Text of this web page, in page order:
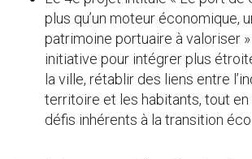
plus qu’un moteur économique,
patrimoine portuaire à valoriser
initiative pour intégrer plus
la ville, rétablir des liens entre
territoire et les habitants, tout
défis inhérents à la transition